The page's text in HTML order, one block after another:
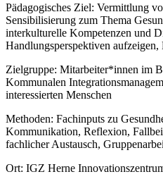
Pädagogisches Ziel: Vermittlung
Sensibilisierung zum Thema
interkulturelle Kompetenzen und
Handlungsperspektiven aufzeigen,
Zielgruppe: Mitarbeiter*innen im
Kommunalen
interessierten Menschen
Methoden: Fachinputs zu
Kommunikation, Reflexion,
fachlicher Austausch,
Ort: IGZ Herne